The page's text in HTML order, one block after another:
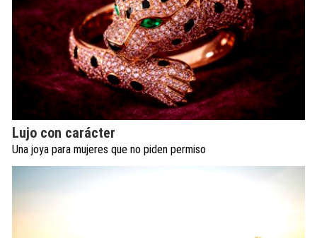
Lujo con carácter
Una joya para mujeres que no piden permiso